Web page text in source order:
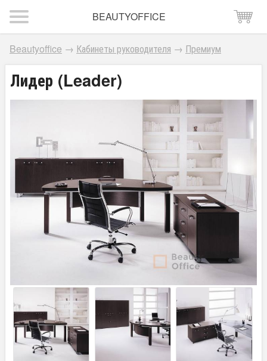
BEAUTYOFFICE
Beautyoffice → Кабинеты руководителя → Премиум
Лидер (Leader)